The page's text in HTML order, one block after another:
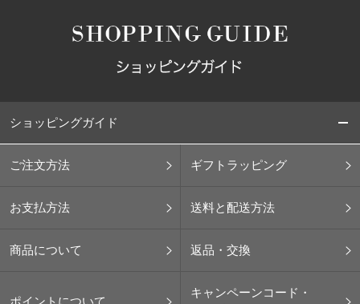
ショッピングガイド
ご注文方法 ギフトラッピング
お支払方法 送料と配送方法
商品について 返品・交換
ポイントについて
キャンペーンコード・